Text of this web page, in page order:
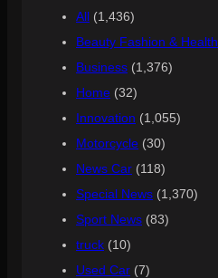
All (1,436)
Beauty Fashion & Health
Business (1,376)
Home (32)
Innovation (1,055)
Motorcycle (30)
News Car (118)
Special News (1,370)
Sport News (83)
truck (10)
Used Car (7)